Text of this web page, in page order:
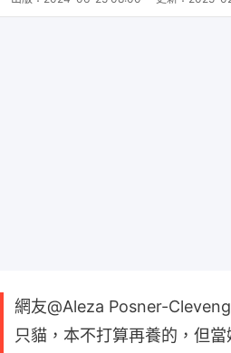
網友@Aleza Posner-
只貓，本不打算再養的，但